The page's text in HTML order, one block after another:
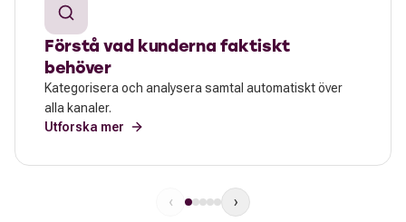
Förstå vad kunderna faktiskt
behöver
Kategorisera och analysera samtal automatiskt över
alla kanaler.
Utforska mer
‹ ›